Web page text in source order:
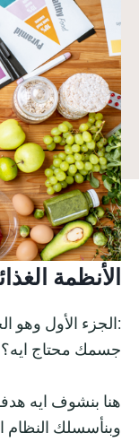
🍉الأنظمة
الجزء الأول وهو الجزء الفسيولوجي:
جسمك محتاج ايه؟
وبنأسسلك